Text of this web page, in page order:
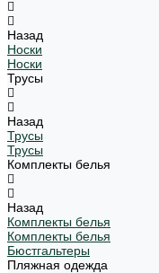
Назад
Носки
Носки
Трусы
Назад
Трусы
Трусы
Комплекты белья
Назад
Комплекты белья
Комплекты белья
Бюстгальтеры
Пляжная одежда